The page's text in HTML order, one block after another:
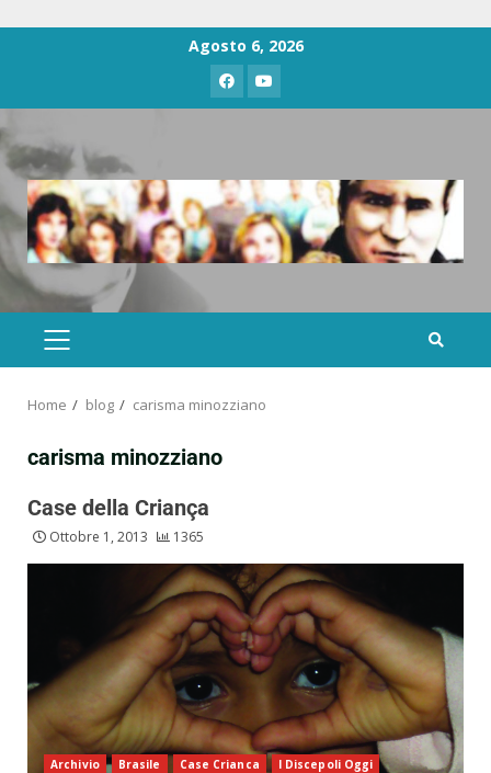
Agosto 6, 2026
Home blog carisma minozziano
carisma minozziano
Case della Criança
Ottobre 1, 2013 1365
Archivio Brasile Case Crianca
I Discepoli Oggi